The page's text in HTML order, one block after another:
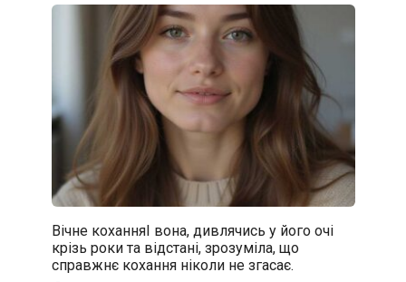
Вічне коханняІ вона, дивлячись у його очі
крізь роки та відстані, зрозуміла, що
справжнє кохання ніколи не згасає.